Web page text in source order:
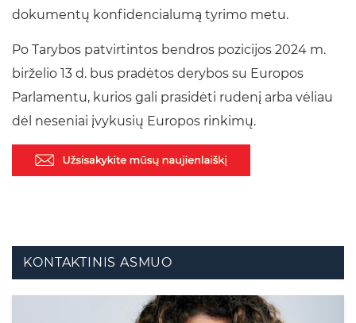
dokumentų konfidencialumą tyrimo metu.
Po Tarybos patvirtintos bendros pozicijos 2024 m.
birželio 13 d. bus pradėtos derybos su Europos
Parlamentu, kurios gali prasidėti rudenį arba vėliau
dėl neseniai įvykusių Europos rinkimų.
KONTAKTINIS ASMUO